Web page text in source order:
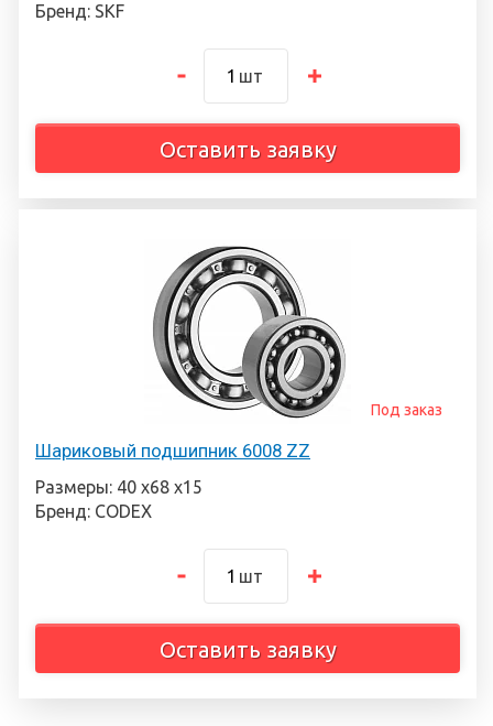
Бренд: SKF
шт
Оставить заявку
Шариковый подшипник 6008 ZZ
Под заказ
Размеры: 40 х68 х15
Бренд: CODEX
шт
Оставить заявку